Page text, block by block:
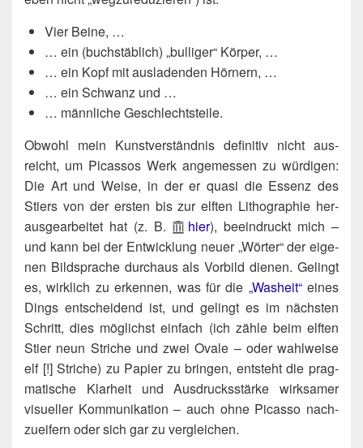
Vier Bei­ne, …
… ein (buch­stäb­lich) „bul­li­ger“ Körper, …
… ein Kopf mit aus­la­den­den Hörnern, …
… ein Schwanz und …
… männ­li­che Geschlechtsteile.
Obwohl mein Kunst­ver­ständ­nis defi­ni­tiv nicht aus­
reicht, um Picas­sos Werk ange­mes­sen zu wür­di­gen:
Die Art und Wei­se, in der er qua­si die Essenz des
Stiers von der ers­ten bis zur elf­ten Litho­gra­phie her­
aus­ge­ar­bei­tet hat (z. B.
hier), beein­druckt mich –
und kann bei der Ent­wick­lung neu­er „Wör­ter“ der eige­
nen Bild­spra­che durch­aus als Vor­bild die­nen. Gelingt
es, wirk­lich zu erken­nen, was für die „Washeit“eines
Dings ent­schei­dend ist, und gelingt es im nächs­ten
Schritt, dies mög­lichst ein­fach (ich zäh­le beim elf­ten
Stier neun Stri­che und zwei Ova­le – oder wahl­wei­se
elf [!] Stri­che) zu Papier zu brin­gen, ent­steht die prag­
ma­ti­sche Klar­heit und Aus­drucks­stär­ke wirk­sa­mer
visu­el­ler Kom­mu­ni­ka­ti­on – auch ohne Picas­so nach­
zu­ei­fern oder sich gar zu vergleichen.